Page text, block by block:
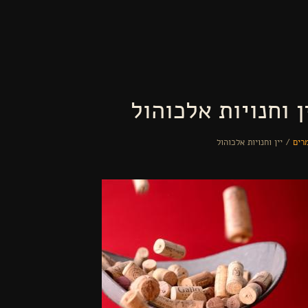
וחנויות אלכוהול
נמצא כאן
/ יין וחנויות אלכוהול